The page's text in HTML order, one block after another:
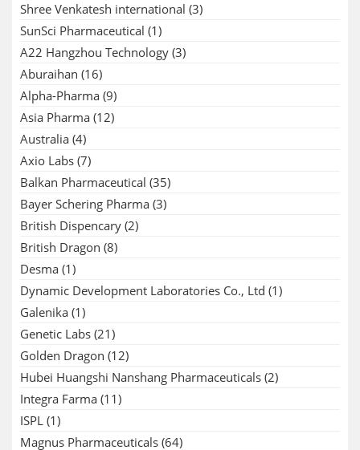
Shree Venkatesh international (3)
SunSci Pharmaceutical (1)
A22 Hangzhou Technology (3)
Aburaihan (16)
Alpha-Pharma (9)
Asia Pharma (12)
Australia (4)
Axio Labs (7)
Balkan Pharmaceutical (35)
Bayer Schering Pharma (3)
British Dispencary (2)
British Dragon (8)
Desma (1)
Dynamic Development Laboratories Co., Ltd (1)
Galenika (1)
Genetic Labs (21)
Golden Dragon (12)
Hubei Huangshi Nanshang Pharmaceuticals (2)
Integra Farma (11)
ISPL (1)
Magnus Pharmaceuticals (64)